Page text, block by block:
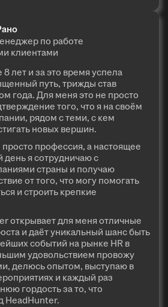
по работе
клиентами
лет и за это время успела
путь, трижды став
года. Для меня это не просто
того, что я на своём
рядом с теми, с кем
новых вершин.
просто профессия, а настоящее
я сотрудничаю с
страны и получаю
от того, что могу помогать
и строить крепкие
открывает для меня отличные
и даёт уникальный шанс быть
событий на рынке HR в
удовольствием провожу
делюсь опытом, выступаю в
и каждый раз
гордость за то, что
HeadHunter.